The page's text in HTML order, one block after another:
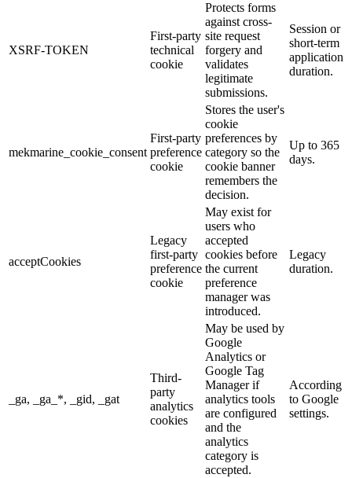
XSRF-TOKEN
First-party
technical
cookie
Protects forms
against cross-
site request
forgery and
validates
legitimate
submissions.
Session or
short-term
application
duration.
mekmarine_cookie_consent
First-party
preference
cookie
Stores the user's
cookie
preferences by
category so the
cookie banner
remembers the
decision.
Up to 365
days.
acceptCookies
Legacy
first-party
preference
cookie
May exist for
users who
accepted
cookies before
the current
preference
manager was
introduced.
Legacy
duration.
_ga, _ga_*, _gid, _gat
Third-
party
analytics
cookies
May be used by
Google
Analytics or
Google Tag
Manager if
analytics tools
are configured
and the
analytics
category is
accepted.
According
to Google
settings.